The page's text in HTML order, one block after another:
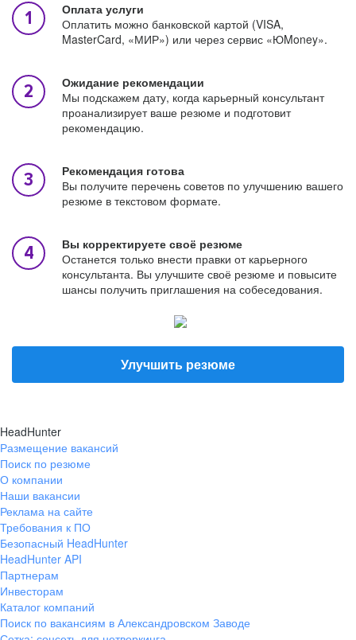
Оплата услуги
Оплатить можно банковской картой (VISA,
MasterCard, «МИР») или через сервис «ЮMoney».
Ожидание рекомендации
Мы подскажем дату, когда карьерный консультант
проанализирует ваше резюме и подготовит
рекомендацию.
Рекомендация готова
Вы получите перечень советов по улучшению вашего
резюме в текстовом формате.
Вы корректируете своё резюме
Останется только внести правки от карьерного
консультанта. Вы улучшите своё резюме и повысите
шансы получить приглашения на собеседования.
Улучшить резюме
HeadHunter
Размещение вакансий
Поиск по резюме
О компании
Наши вакансии
Реклама на сайте
Требования к ПО
Безопасный HeadHunter
HeadHunter API
Партнерам
Инвесторам
Каталог компаний
Поиск по вакансиям в Александровском Заводе